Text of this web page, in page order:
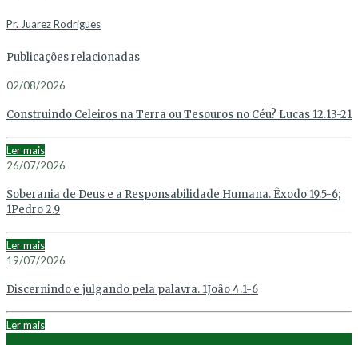
Pr. Juarez Rodrigues
Publicações relacionadas
02/08/2026
Construindo Celeiros na Terra ou Tesouros no Céu? Lucas 12.13-21
Ler mais
26/07/2026
Soberania de Deus e a Responsabilidade Humana. Êxodo 19.5-6;
1Pedro 2.9
Ler mais
19/07/2026
Discernindo e julgando pela palavra. 1João 4.1-6
Ler mais